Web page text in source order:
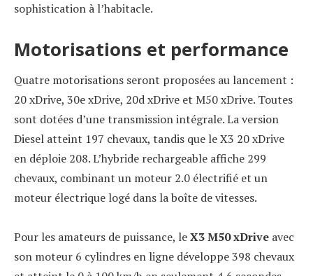
sophistication à l’habitacle.
Motorisations et performance
Quatre motorisations seront proposées au lancement :
20 xDrive, 30e xDrive, 20d xDrive et M50 xDrive. Toutes
sont dotées d’une transmission intégrale. La version
Diesel atteint 197 chevaux, tandis que le X3 20 xDrive
en déploie 208. L’hybride rechargeable affiche 299
chevaux, combinant un moteur 2.0 électrifié et un
moteur électrique logé dans la boîte de vitesses.
Pour les amateurs de puissance, leX3 M50 xDrive avec
son moteur 6 cylindres en ligne développe 398 chevaux